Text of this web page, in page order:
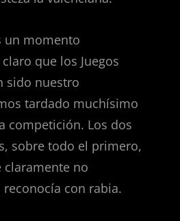
un momento
que los Juegos
sido nuestro
tardado muchísimo
competición. Los dos
sobre todo el primero,
no
reconocía con rabia.